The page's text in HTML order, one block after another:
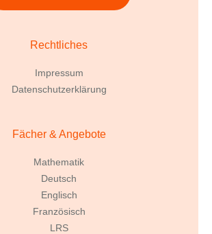
Rechtliches
Impressum
Datenschutzerklärung
Fächer & Angebote
Mathematik
Deutsch
Englisch
Französisch
LRS